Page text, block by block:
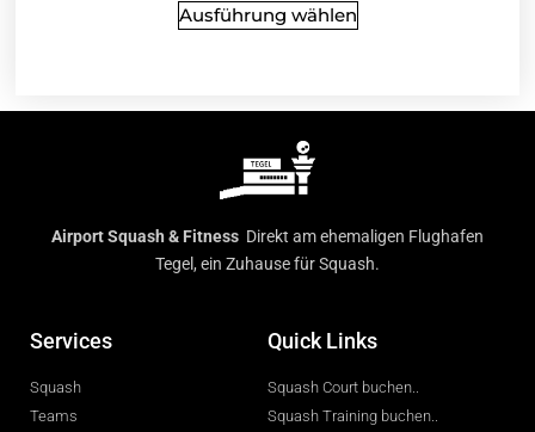
Ausführung wählen
Airport Squash & Fitness Direkt am ehemaligen Flughafen
Tegel, ein Zuhause für Squash.
Services
Squash
Teams
Quick Links
Squash Court buchen..
Squash Training buchen..